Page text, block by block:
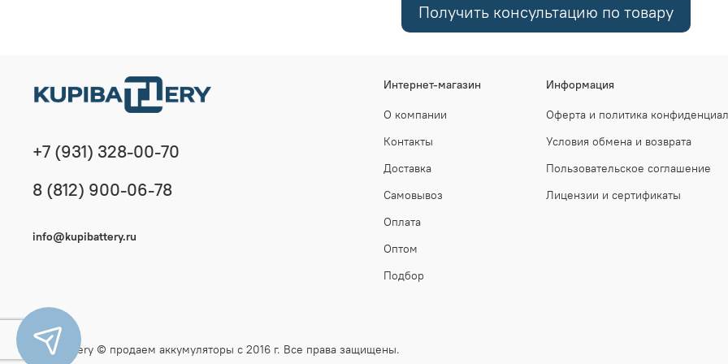
Получить консультацию по товару
Интернет-магазин
О компании
Контакты
Доставка
Самовывоз
Оплата
Оптом
Подбор
Информация
Оферта и политика
Условия обмена и возврата
Пользовательское соглашение
Лицензии и сертификаты
+7 (931) 328-00-70
8 (812) 900-06-78
info@kupibattery.ru
KupiBattery © продаем аккумуляторы с 2016 г. Все права защищены.